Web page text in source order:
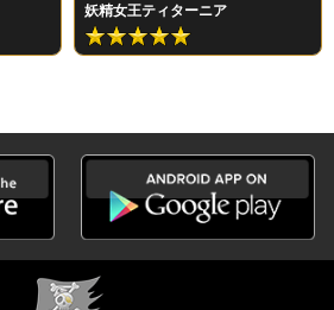
妖精女王ティターニア